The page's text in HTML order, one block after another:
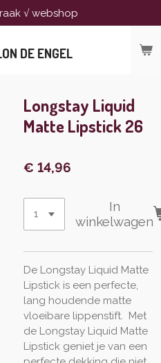
DE ENGEL
√ webshop
Longstay Liquid
Matte Lipstick 26
€ 14,96
In
winkelwagen
De Longstay Liquid Matte
Lipstick is een perfecte,
lang houdende matte
vloeibare lippenstift. Met
de Longstay Liquid Matte
Lipstick geniet je van een